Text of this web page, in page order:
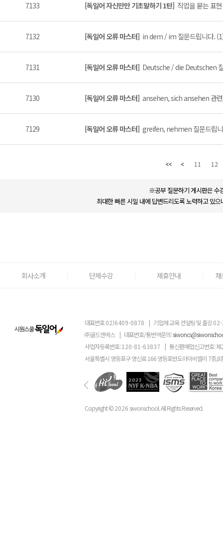
7133 [독일어 자신만만 기초말하기 1탄] 직업을 묻는 표
7132 [독일어 오류 마스터] in dem / im 질문드립니다.
7131 [독일어 오류 마스터] Deutsche / die Deutschen
7130 [독일어 오류 마스터] ansehen, sich ansehen 관
7129 [독일어 오류 마스터] greifen, nehmen 질문드립
11 12
※공부 질문하기 게시판은 수
최대한 빠른 시일 내에 답변드리도록 노력하고 있
회사소개 단체수강 제휴안내
대표번호02)6409-0878 | 기업체 교육 컨설팅 및 출강
㈜골드앤에스 | 대표번호/통번역문의:
사업자등록번호:120-81-63837 | 통신판매업신고번호: 제
서울특별시 영등포구 영신로 166 영등포반도아이비밸리 7층,8
Copyright ©2026 siwonschool. All Rights Reserved.